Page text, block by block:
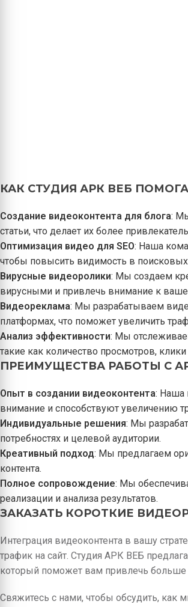
КАК СТУДИЯ АРК ВЕБ
Создание видеоконтента для блога:
статьи, что делает их более
Оптимизация видео для SEO: Наша
чтобы повысить видимость в поисковых
Вирусные видеоролики: Мы создаем
вирусными и привлечь внимание к
Видеореклама: Мы разрабатываем
платформах, что поможет увеличить
Анализ эффективности: Мы
такие как количество просмотров,
ПРЕИМУЩЕСТВА РАБОТЫ С
Опыт в создании видеоконтента: Наша
внимание и способствуют увеличению
Индивидуальные решения: Мы
потребностях и целевой аудитории.
Креативный подход: Мы предлагаем
контента.
Полное сопровождение: Мы
реализации и анализа результатов.
ЗАКАЗАТЬ КОРОТКИЕ
Интеграция видеоконтента в вашу
трафик на сайт. Студия АРК ВЕБ
который поможет вам привлечь больше
Свяжитесь с нами, чтобы обсудить,